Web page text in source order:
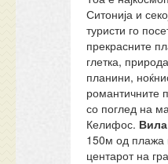
Ситонија и
туристи го
прекрасните
глетка,
планини,
романтичните
со поглед на
Келифос.
150м од
центарот на